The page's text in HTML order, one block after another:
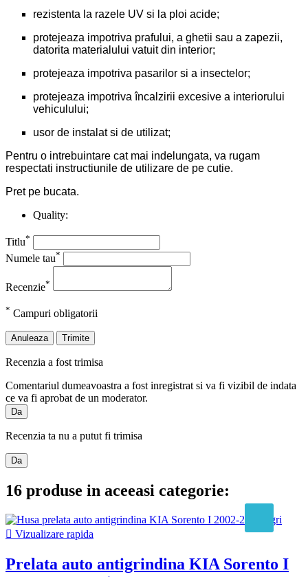
rezistenta la razele UV si la ploi acide;
protejeaza impotriva prafului, a ghetii sau a zapezii,
datorita materialului vatuit din interior;
protejeaza impotriva pasarilor si a insectelor;
protejeaza impotriva încalzirii excesive a interiorului
vehiculului;
usor de instalat si de utilizat;
Pentru o intrebuintare cat mai indelungata, va rugam
respectati instructiunile de utilizare de pe cutie.
Pret pe bucata.
Quality:
Titlu*
Numele tau*
Recenzie*
* Campuri obligatorii
Anuleaza Trimite
Recenzia a fost trimisa
Comentariul dumeavoastra a fost inregistrat si va fi vizibil de indata
ce va fi aprobat de un moderator.
Da
Recenzia ta nu a putut fi trimisa
Da
16 produse in aceeasi categorie:
 Vizualizare rapida
Prelata auto antigrindina KIA Sorento I